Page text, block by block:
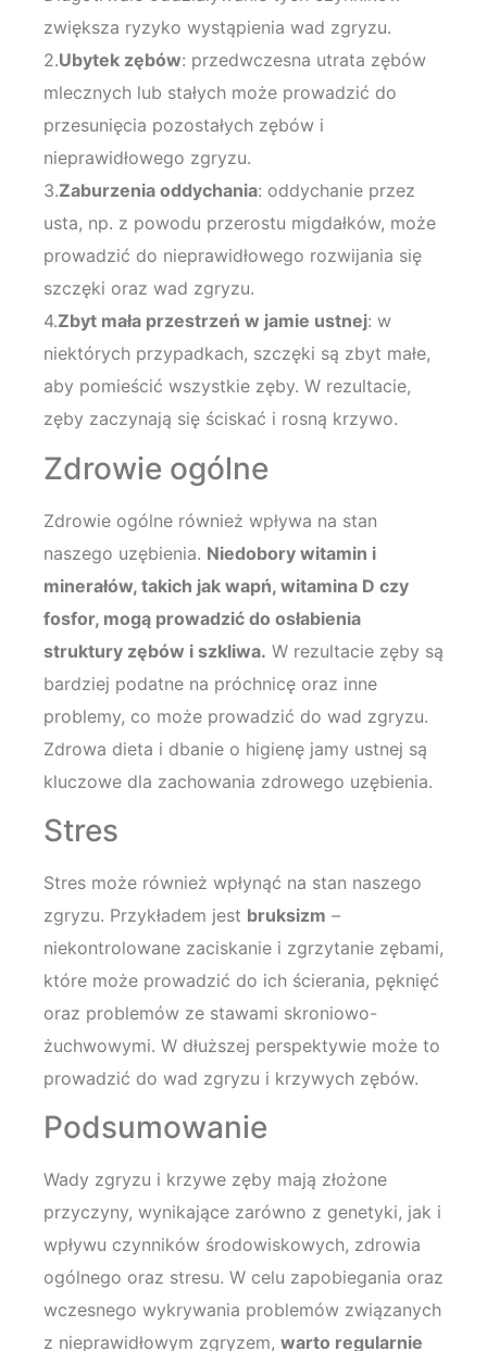
zwiększa ryzyko wystąpienia wad zgryzu.
2.Ubytek zębów: przedwczesna utrata zębów
mlecznych lub stałych może prowadzić do
przesunięcia pozostałych zębów i
nieprawidłowego zgryzu.
3.Zaburzenia oddychania: oddychanie przez
usta, np. z powodu przerostu migdałków, może
prowadzić do nieprawidłowego rozwijania się
szczęki oraz wad zgryzu.
4.Zbyt mała przestrzeń w jamie ustnej: w
niektórych przypadkach, szczęki są zbyt małe,
aby pomieścić wszystkie zęby. W rezultacie,
zęby zaczynają się ściskać i rosną krzywo.
Zdrowie ogólne
Zdrowie ogólne również wpływa na stan
naszego uzębienia. Niedobory witamin i
minerałów, takich jak wapń, witamina D czy
fosfor, mogą prowadzić do osłabienia
struktury zębów i szkliwa. W rezultacie zęby są
bardziej podatne na próchnicę oraz inne
problemy, co może prowadzić do wad zgryzu.
Zdrowa dieta i dbanie o higienę jamy ustnej są
kluczowe dla zachowania zdrowego uzębienia.
Stres
Stres może również wpłynąć na stan naszego
zgryzu. Przykładem jest bruksizm –
niekontrolowane zaciskanie i zgrzytanie zębami,
które może prowadzić do ich ścierania, pęknięć
oraz problemów ze stawami skroniowo-
żuchwowymi. W dłuższej perspektywie może to
prowadzić do wad zgryzu i krzywych zębów.
Podsumowanie
Wady zgryzu i krzywe zęby mają złożone
przyczyny, wynikające zarówno z genetyki, jak i
wpływu czynników środowiskowych, zdrowia
ogólnego oraz stresu. W celu zapobiegania oraz
wczesnego wykrywania problemów związanych
z nieprawidłowym zgryzem, warto regularnie